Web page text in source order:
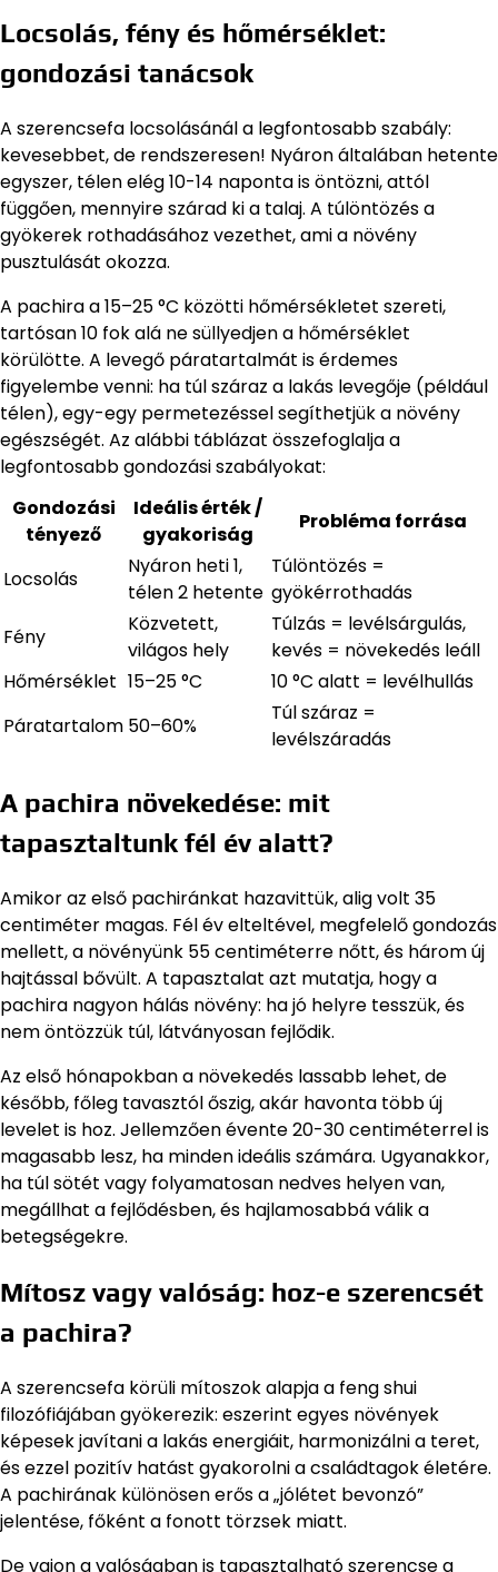
Locsolás, fény és hőmérséklet:
gondozási tanácsok
A szerencsefa locsolásánál a legfontosabb szabály:
kevesebbet, de rendszeresen! Nyáron általában hetente
egyszer, télen elég 10-14 naponta is öntözni, attól
függően, mennyire szárad ki a talaj. A túlöntözés a
gyökerek rothadásához vezethet, ami a növény
pusztulását okozza.
A pachira a 15–25 °C közötti hőmérsékletet szereti,
tartósan 10 fok alá ne süllyedjen a hőmérséklet
körülötte. A levegő páratartalmát is érdemes
figyelembe venni: ha túl száraz a lakás levegője (például
télen), egy-egy permetezéssel segíthetjük a növény
egészségét. Az alábbi táblázat összefoglalja a
legfontosabb gondozási szabályokat:
Gondozási
tényező
Ideális érték /
gyakoriság
Probléma forrása
Locsolás
Nyáron heti 1,
télen 2 hetente
Túlöntözés =
gyökérrothadás
Fény
Közvetett,
világos hely
Túlzás = levélsárgulás,
kevés = növekedés leáll
Hőmérséklet 15–25 °C
10 °C alatt = levélhullás
Páratartalom 50–60%
Túl száraz =
levélszáradás
A pachira növekedése: mit
tapasztaltunk fél év alatt?
Amikor az első pachiránkat hazavittük, alig volt 35
centiméter magas. Fél év elteltével, megfelelő gondozás
mellett, a növényünk 55 centiméterre nőtt, és három új
hajtással bővült. A tapasztalat azt mutatja, hogy a
pachira nagyon hálás növény: ha jó helyre tesszük, és
nem öntözzük túl, látványosan fejlődik.
Az első hónapokban a növekedés lassabb lehet, de
később, főleg tavasztól őszig, akár havonta több új
levelet is hoz. Jellemzően évente 20-30 centiméterrel is
magasabb lesz, ha minden ideális számára. Ugyanakkor,
ha túl sötét vagy folyamatosan nedves helyen van,
megállhat a fejlődésben, és hajlamosabbá válik a
betegségekre.
Mítosz vagy valóság: hoz-e szerencsét
a pachira?
A szerencsefa körüli mítoszok alapja a feng shui
filozófiájában gyökerezik: eszerint egyes növények
képesek javítani a lakás energiáit, harmonizálni a teret,
és ezzel pozitív hatást gyakorolni a családtagok életére.
A pachirának különösen erős a „jólétet bevonzó”
jelentése, főként a fonott törzsek miatt.
De vajon a valóságban is tapasztalható szerencse a